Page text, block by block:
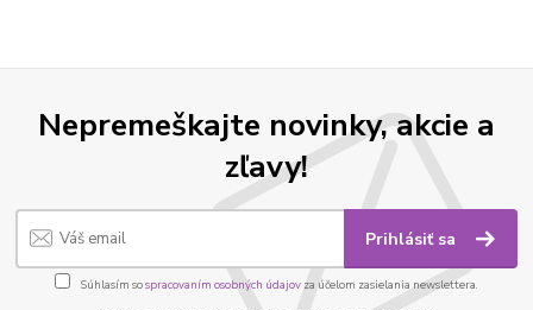
Nepremeškajte novinky, akcie a
zľavy!
Prihlásiť sa
Súhlasím sospracovaním osobných údajov za účelom zasielania newslettera.